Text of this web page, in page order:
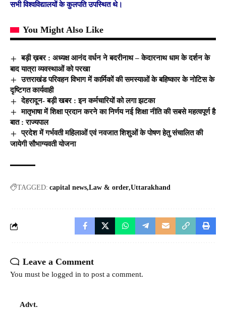
सभी विश्वविद्यालयों के कुलपति उपस्थित थे।
You Might Also Like
बड़ी ख़बर : अध्यक्ष आनंद वर्धन ने बदरीनाथ – केदारनाथ धाम के दर्शन के
बाद यात्रा व्यवस्थाओं को परखा
उत्तराखंड परिवहन विभाग में कार्मिकों की समस्याओं के बहिष्कार के नोटिस के
दृष्टिगत कार्यवाही
देहरादून- बड़ी खबर : इन कर्मचारियों को लगा झटका
मातृभाषा में शिक्षा प्रदान करने का निर्णय नई शिक्षा नीति की सबसे महत्वपूर्ण है
बात : राज्यपाल
प्रदेश में गर्भवती महिलाओं एवं नवजात शिशुओं के पोषण हेतु संचालित की
जायेगी सौभाग्यवती योजना
TAGGED: capital news Law & order Uttarakhand
Leave a Comment
You must be logged in to post a comment.
Advt.